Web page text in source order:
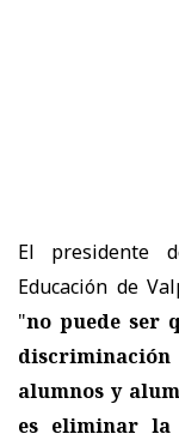
El presidente
Educación de
"no puede ser
discriminación
alumnos y
es eliminar la